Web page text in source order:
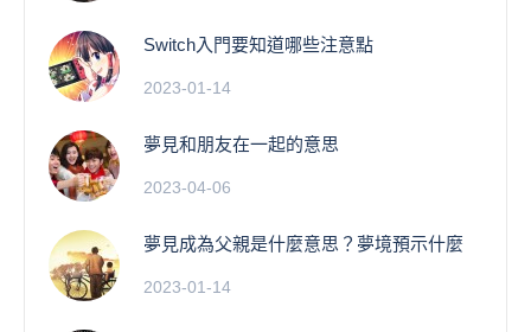
Switch入門要知道哪些注意點
2023-01-14
夢見和朋友在一起的意思
2023-04-06
夢見成為父親是什麼意思？夢境預示什麼
2023-01-14